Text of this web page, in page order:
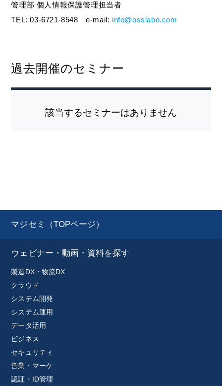
管理部 個人情報保護管理担当者
TEL: 03-6721-8548 e-mail: info@osslabo.com
過去開催のセミナー
該当するセミナーはありません
マジセミ（TOPページ）
ウェビナー・動画・資料を探す
製造DX・物流DX
クラウド
システム開発
システム運用
データ活用
ビジネス
セキュリティ
営業・マーケ
認証・ID管理